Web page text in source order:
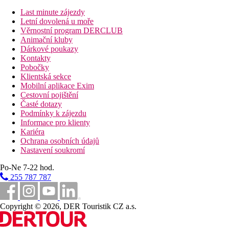
Snídaně (8:00 - 10:30, oběd (13:00 - 14:30) a večeře
Bufetová restaurace Farivalhu pro klienty
Bufetová restaurace Maalan pro klienty ubytovaný v
Možnost se stravovat v à la carte restauracích díky
3 chodové servírované menu na oběd nebo večeři
Neomezená konzumace vybraných alkoholických i
Snacky podávané od 11:00 - 18:00 v baru Dhoni a
Snacky podávané od 18:00 - 23:00 v baru Dhoni a Uthuru
Minibar doplňovaný denně vybranými alkoholickými i
20% sleva na vybrané lázeňské procedury - nutno
20% sleva na stravovací položky v restauracích Asian
Jedna ½ láhev šampaňského na pokoj
Jedna bezplatná plavba při západu slunce
Jedna ½ hodinová skupinová lekce šnorchlování
Jedna ½ hodinová skupinová lekce windsurfingu
Bezplatné zapůjčení kajaku a windsurfingu - 1 hodina
Bezplatná účast na skupinových jógových lekcích
Bezplatné využití tenisových a padel kurtů včetně vybavení
Bezplatné využití 9 jamkového golfového hřiště Pitch 'n
Bezplatné využití golfového driving range
Bezplatný vstup na každodenní výlet za šnorchlováním
*All Inclusive balíček platí až do doby odjezdu z resortu
Last minute zájezdy
Letní dovolená u moře
Věrnostní program DERCLUB
Animační kluby
Dárkové poukazy
Kontakty
Pobočky
Klientská sekce
Mobilní aplikace Exim
Cestovní pojištění
Časté dotazy
Podmínky k zájezdu
Informace pro klienty
Kariéra
Ochrana osobních údajů
Nastavení soukromí
Po-Ne 7-22 hod.
255 787 787
Copyright © 2026, DER Touristik CZ a.s.